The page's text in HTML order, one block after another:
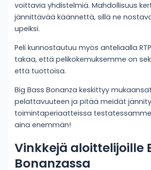
voittavia yhdistelmiä. Mahdollisuus
jännittävää käännettä, sillä ne
upeiksi.
Peli kunnostautuu myös anteliaalla
takaa, että pelikokemuksemme on
että tuottoisa.
Big Bass Bonanza keskittyy
pelattavuuteen ja pitää meidät
toimintaperiaatteissa
aina enemmän!
Vinkkejä aloittelijoille
Bonanzassa